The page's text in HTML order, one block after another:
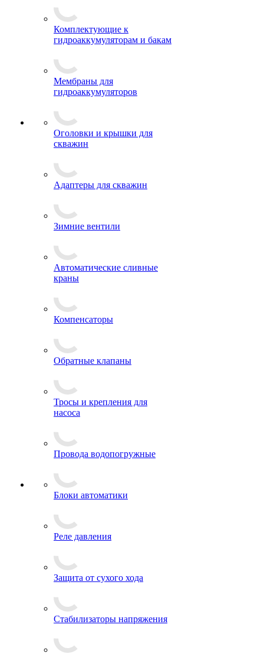
Комплектующие к
гидроаккумуляторам и бакам
Мембраны для
гидроаккумуляторов
Оголовки и крышки для
скважин
Адаптеры для скважин
Зимние вентили
Автоматические сливные
краны
Компенсаторы
Обратные клапаны
Тросы и крепления для
насоса
Провода водопогружные
Блоки автоматики
Реле давления
Защита от сухого хода
Стабилизаторы напряжения